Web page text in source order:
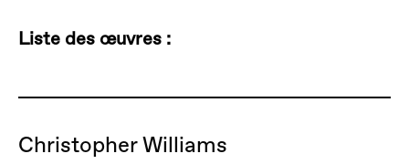
Liste des œuvres :
Christopher Williams